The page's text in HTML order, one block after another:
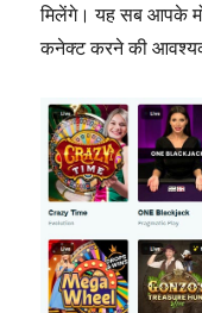
मिलेंगे। यह सब आपके
कनेक्ट करने की